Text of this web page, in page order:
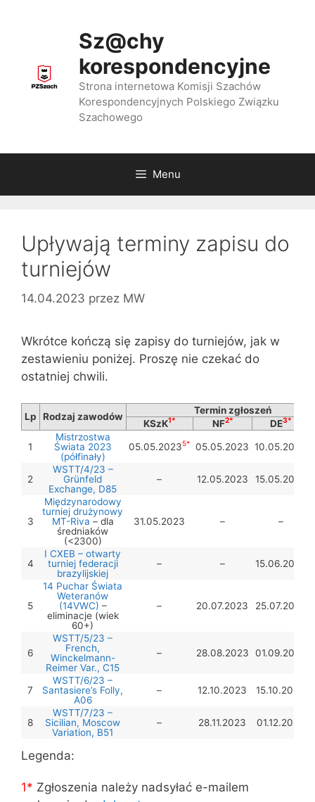
Sz@chy
korespondencyjne
Strona internetowa Komisji Szachów
Korespondencyjnych Polskiego Związku
Szachowego
Menu
Upływają terminy zapisu do
turniejów
14.04.2023 przez MW
Wkrótce kończą się zapisy do turniejów, jak w
zestawieniu poniżej. Proszę nie czekać do
ostatniej chwili.
Lp Rodzaj zawodów
Termin zgłoszeń
KSzK1* NF2* DE3*
1
Mistrzostwa
Świata 2023
(półfinały)
05.05.20235* 05.05.2023 10.05.2023
2
WSTT/4/23 –
Grünfeld
Exchange, D85
– 12.05.2023 15.05.2023
3
Międzynarodowy
turniej drużynowy
MT-Riva – dla
średniaków
(<2300)
31.05.2023 – –
4
I CXEB – otwarty
turniej federacji
brazylijskiej
– – 15.06.2023
5
14 Puchar Świata
Weteranów
(14VWC) –
eliminacje (wiek
60+)
– 20.07.2023 25.07.2023
6
WSTT/5/23 –
French,
Winckelmann-
Reimer Var., C15
– 28.08.2023 01.09.2023
7
WSTT/6/23 –
Santasiere’s Folly,
A06
– 12.10.2023 15.10.2023
8
WSTT/7/23 –
Sicilian, Moscow
Variation, B51
– 28.11.2023 01.12.2023
Legenda:
1* Zgłoszenia należy nadsyłać e-mailem